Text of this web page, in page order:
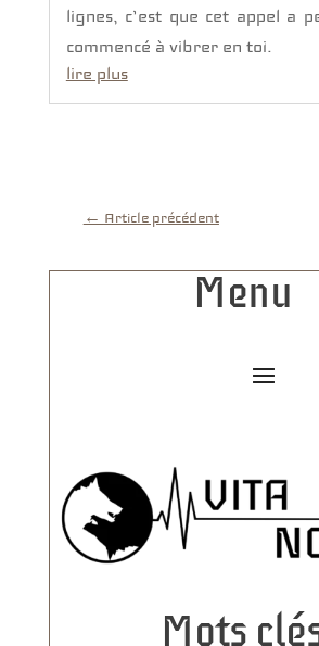
lignes, c’est que cet appel a
commencé à vibrer en toi.
lire plus
← Article précédent
Menu
Mots